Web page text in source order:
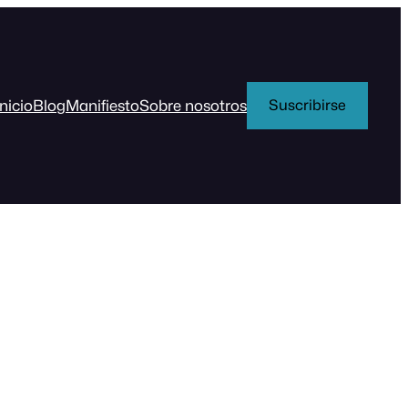
BlogManifiestoSobre nosotros Suscribirse